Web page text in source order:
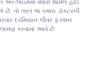
વધારો શામેલ હોઈ
તો તરત જ તમારા ડૉક્ટરની
દરમિયાન લીવર ફંક્શન
કરવામાં આવે છે.